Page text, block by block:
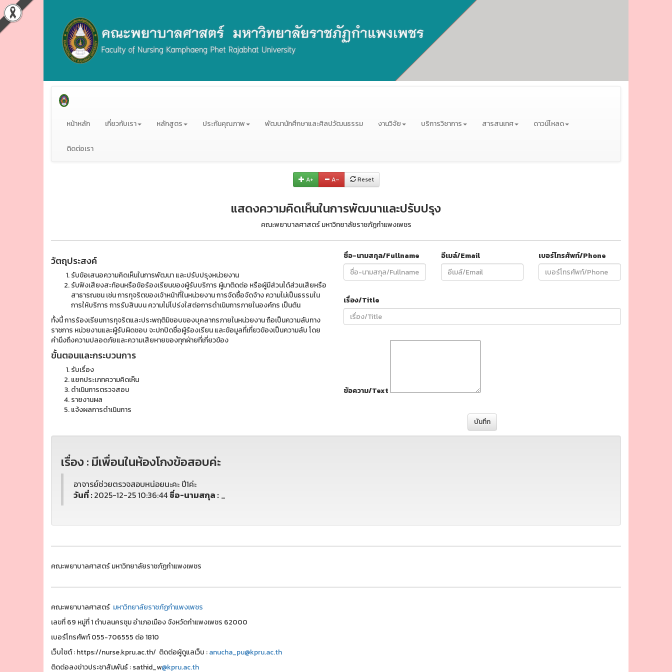
หน้าหลัก เกี่ยวกับเรา หลักสูตร ประกันคุณภาพ พัฒนานักศึกษาและศิลปวัฒนธรรม งานวิจัย บริการวิชาการ สารสนเทศ ดาวน์โหลด
ติดต่อเรา
A+ A– Reset
แสดงความคิดเห็นในการพัฒนาและปรับปรุง
คณะพยาบาลศาสตร์ มหาวิทยาลัยราชภัฏกำแพงเพชร
วัตถุประสงค์
รับข้อเสนอความคิดเห็นในการพัฒนา และปรับปรุงหน่วยงาน
รับฟังเสียงสะท้อนหรือข้อร้องเรียนของผู้รับบริการ ผู้มาติดต่อ หรือผู้มีส่วนได้ส่วนเสียหรือ
สาธารณชน เช่น การทุจริตของเจ้าหน้าที่ในหน่วยงาน การจัดซื้อจัดจ้าง ความไม่เป็นธรรมใน
การให้บริการ การรับสินบน ความไม่โปร่งใสต่อการดำเนินการภายในองค์กร เป็นต้น
ทั้งนี้ การร้องเรียนการทุจริตและประพฤติมิชอบของบุคลากรภายในหน่วยงาน ถือเป็นความลับทาง
ราชการ หน่วยงานและผู้รับผิดชอบ จะปกปิดชื่อผู้ร้องเรียน และข้อมูลที่เกี่ยวข้องเป็นความลับ โดย
คำนึงถึงความปลอดภัยและความเสียหายของทุกฝ่ายที่เกี่ยวข้อง
ขั้นตอนและกระบวนการ
รับเรื่อง
แยกประเภทความคิดเห็น
ดำเนินการตรวจสอบ
รายงานผล
แจ้งผลการดำเนินการ
ชื่อ-นามสกุล/Fullname อีเมล์/Email เบอร์โทรศัพท์/Phone
เรื่อง/Title
ข้อความ/Text
เรื่อง : มีเพื่อนในห้องโกงข้อสอบค่ะ
อาจารย์ช่วยตรวจสอบหน่อยนะคะ ปี1ค่ะ
วันที่ :2025-12-25 10:36:44ชื่อ-นามสกุล : _
คณะพยาบาลศาสตร์ มหาวิทยาลัยราชภัฏกำแพงเพชร
คณะพยาบาลศาสตร์ มหาวิทยาลัยราชภัฏกำแพงเพชร
เลขที่ 69 หมู่ที่ 1 ตำบลนครชุม อำเภอเมือง จังหวัดกำแพงเพชร 62000
เบอร์โทรศัพท์ 055-706555 ต่อ 1810
เว็บไชต์ : https://nurse.kpru.ac.th/ ติดต่อผู้ดูแลเว็บ :anucha_pu@kpru.ac.th
ติดต่อลงข่าวประชาสัมพันธ์ : sathid_w@kpru.ac.th